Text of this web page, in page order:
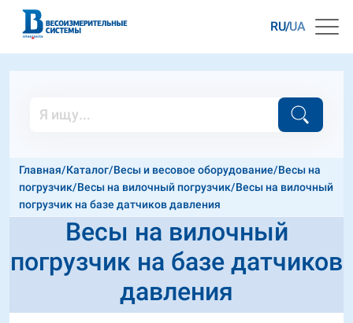
RU UA
Главная/Каталог/Весы и весовое оборудование/Весы на
погрузчик/Весы на вилочный погрузчик/Весы на вилочный
погрузчик на базе датчиков давления
Весы на вилочный
погрузчик на базе датчиков
давления